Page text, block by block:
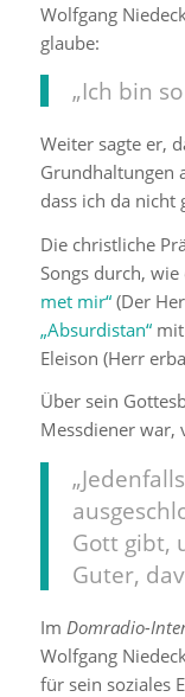
Wolfgang
glaube:
„Ich bin
Weiter sagte er,
Grundhaltungen
dass ich da nicht
Die christliche
Songs durch, wie
met mir“(Der
„Absurdistan“mit
Eleison (Herr
Über sein
Messdiener war,
Gott gibt,
Guter,
Im Domradio-
Wolfgang
für sein soziales